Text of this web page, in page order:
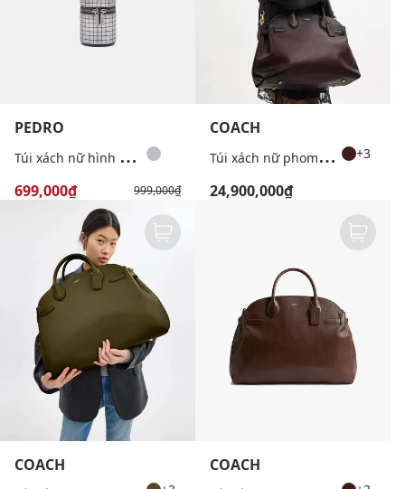
PEDRO
T
úi xách nữ hình trụ Metallic Leather Barrel
699,000₫ 999,000₫
COACH
T
úi xách nữ phom chữ nhật Soft Empire 40 +3
24,900,000₫
COACH COACH